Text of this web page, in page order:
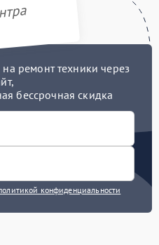
ремонт техники через
бессрочная скидка
конфиденциальности